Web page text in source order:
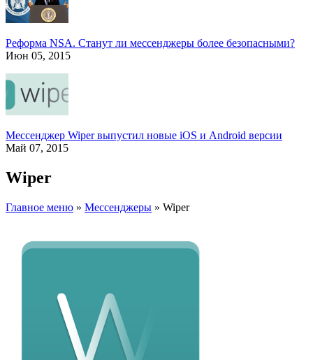
Реформа NSA. Станут ли мессенджеры более безопасными?
Июн 05, 2015
Мессенджер Wiper выпустил новые iOS и Android версии
Май 07, 2015
Wiper
Главное меню » Мессенджеры » Wiper